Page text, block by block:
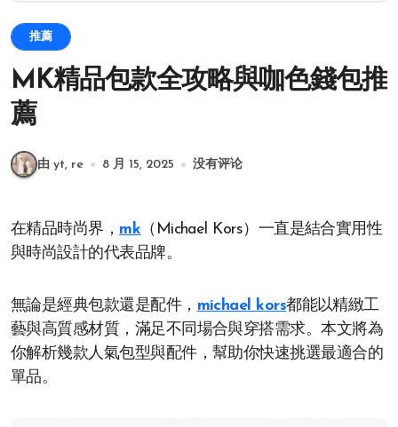
推薦
MK精品包款全攻略與咖色錢包推
薦
由 yt, re 8 月 15, 2025 没有评论
在精品時尚界， mk （Michael Kors）一直是結合實用性
與時尚設計的代表品牌。
無論是經典包款還是配件， michael kors都能以精緻工
藝與高質感材質，滿足不同場合與穿搭需求。本文將為
你解析幾款人氣包型與配件，幫助你快速挑選最適合的
單品。